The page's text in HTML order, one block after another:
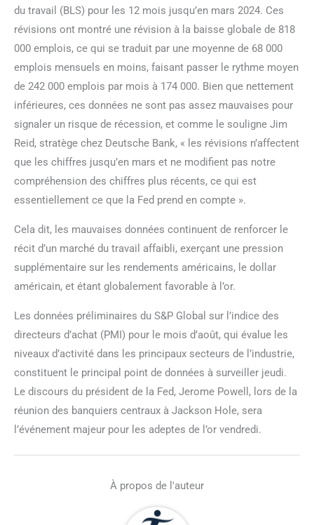
du travail (BLS) pour les 12 mois jusqu’en mars 2024. Ces
révisions ont montré une révision à la baisse globale de 818
000 emplois, ce qui se traduit par une moyenne de 68 000
emplois mensuels en moins, faisant passer le rythme moyen
de 242 000 emplois par mois à 174 000. Bien que nettement
inférieures, ces données ne sont pas assez mauvaises pour
signaler un risque de récession, et comme le souligne Jim
Reid, stratège chez Deutsche Bank, « les révisions n’affectent
que les chiffres jusqu’en mars et ne modifient pas notre
compréhension des chiffres plus récents, ce qui est
essentiellement ce que la Fed prend en compte ».
Cela dit, les mauvaises données continuent de renforcer le
récit d’un marché du travail affaibli, exerçant une pression
supplémentaire sur les rendements américains, le dollar
américain, et étant globalement favorable à l’or.
Les données préliminaires du S&P Global sur l’indice des
directeurs d’achat (PMI) pour le mois d’août, qui évalue les
niveaux d’activité dans les principaux secteurs de l’industrie,
constituent le principal point de données à surveiller jeudi.
Le discours du président de la Fed, Jerome Powell, lors de la
réunion des banquiers centraux à Jackson Hole, sera
l’événement majeur pour les adeptes de l’or vendredi.
À propos de l'auteur